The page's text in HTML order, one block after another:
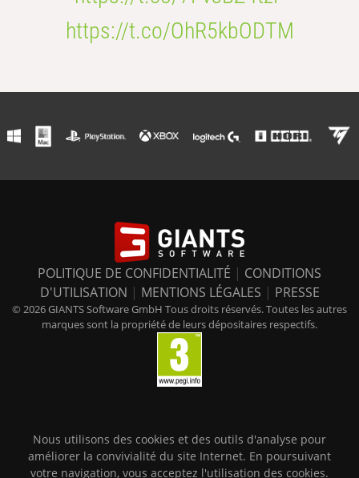
https://t.co/OhR5kbODTM
POLITIQUE DE CONFIDENTIALITÉ | CONDITIONS
D'UTILISATION | MENTIONS LÉGALES | PRESSE
© 2026 GIANTS Software GmbH Tous droits réservés. Toutes les autres
marques sont la propriété de leurs dépositaires respectifs.
Nous utilisons des cookies et des outils d'analyse pour
améliorer la convivialité du site Internet. En poursuivant
votre navigation, vous acceptez l'utilisation des cookies.